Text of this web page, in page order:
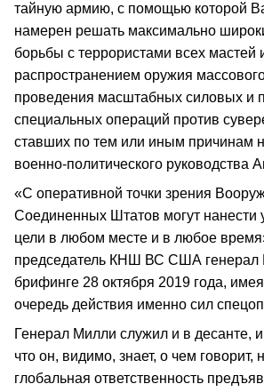
тайную армию, с помощью которой
намерен решать максимально
борьбы с террористами всех мастей
распространением оружия
проведения масштабных силовых и
специальных операций против
ставших по тем или иным причинам
военно-политического руководства
«С оперативной точки зрения
Соединенных Штатов могут нанести
цели в любом месте и в любое
председатель КНШ ВС США генерал
брифинге 28 октября 2019 года,
очередь действия именно сил
Генерал Милли служил и в десанте, и
что он, видимо, знает, о чем говорит,
глобальная ответственность